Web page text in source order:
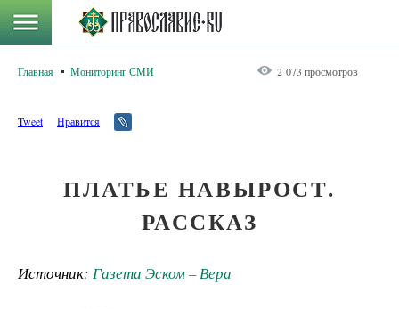
Главная Мониторинг СМИ 2 073 просмотров
Tweet Нравится
ПЛАТЬЕ НАВЫРОСТ.
РАССКАЗ
Источник: Газета Эском – Вера